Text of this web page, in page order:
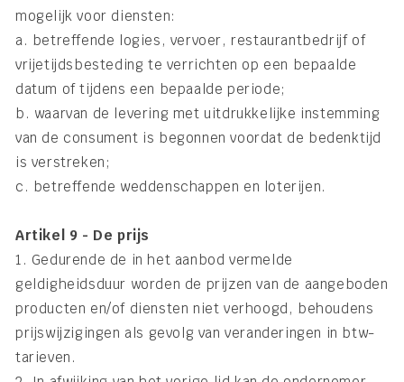
mogelijk voor diensten:
a. betreffende logies, vervoer, restaurantbedrijf of
vrijetijdsbesteding te verrichten op een bepaalde
datum of tijdens een bepaalde periode;
b. waarvan de levering met uitdrukkelijke instemming
van de consument is begonnen voordat de bedenktijd
is verstreken;
c. betreffende weddenschappen en loterijen.
Artikel 9 - De prijs
1. Gedurende de in het aanbod vermelde
geldigheidsduur worden de prijzen van de aangeboden
producten en/of diensten niet verhoogd, behoudens
prijswijzigingen als gevolg van veranderingen in btw-
tarieven.